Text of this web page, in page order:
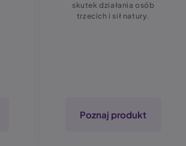
skutek działania osób
trzecich i sił natury.
Poznaj produkt